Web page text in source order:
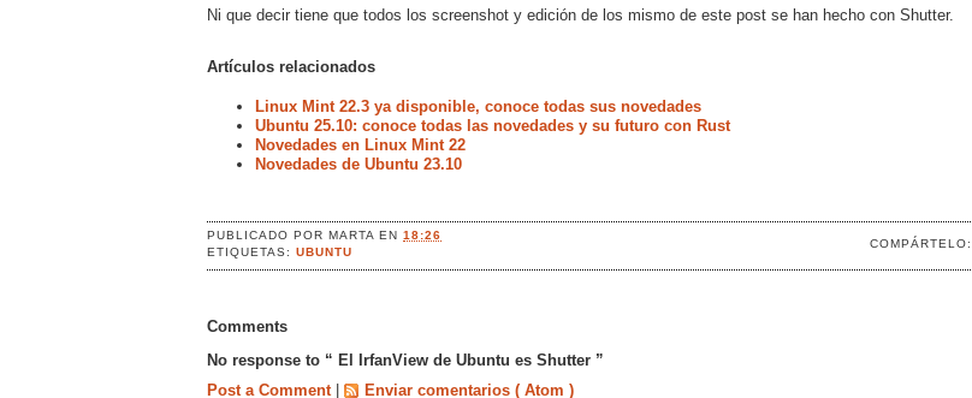
Ni que decir tiene que todos los screenshot y edición de los mismo de este post se han hecho con Shutter.
Artículos relacionados
Linux Mint 22.3 ya disponible, conoce todas sus novedades
Ubuntu 25.10: conoce todas las novedades y su futuro con Rust
Novedades en Linux Mint 22
Novedades de Ubuntu 23.10
PUBLICADO PORMARTAEN18:26
COMPÁRTELO:
ETIQUETAS:UBUNTU
Comments
No response to “ El IrfanView de Ubuntu es Shutter ”
Post a Comment
Enviar comentarios ( Atom )